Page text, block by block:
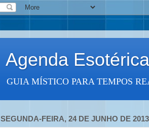
Agenda Esotérica
GUIA MÍSTICO PARA TEMPOS
SEGUNDA-FEIRA, 24 DE JUNHO DE 2013